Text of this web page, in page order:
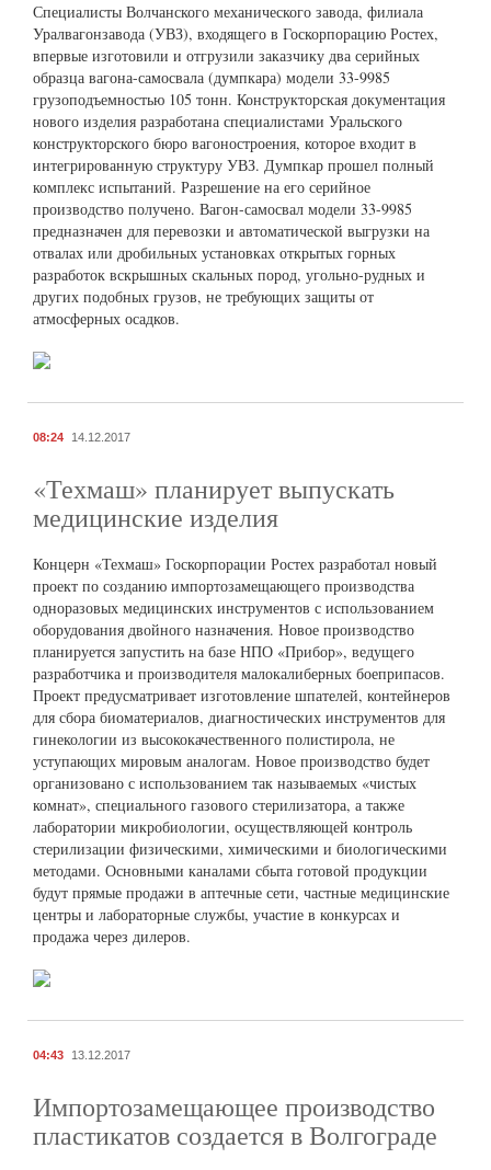
Специалисты Волчанского механического завода, филиала
Уралвагонзавода (УВЗ), входящего в Госкорпорацию Ростех,
впервые изготовили и отгрузили заказчику два серийных
образца вагона-самосвала (думпкара) модели 33-9985
грузоподъемностью 105 тонн. Конструкторская документация
нового изделия разработана специалистами Уральского
конструкторского бюро вагоностроения, которое входит в
интегрированную структуру УВЗ. Думпкар прошел полный
комплекс испытаний. Разрешение на его серийное
производство получено. Вагон-самосвал модели 33-9985
предназначен для перевозки и автоматической выгрузки на
отвалах или дробильных установках открытых горных
разработок вскрышных скальных пород, угольно-рудных и
других подобных грузов, не требующих защиты от
атмосферных осадков.
08:24 14.12.2017
«Техмаш» планирует выпускать
медицинские изделия
Концерн «Техмаш» Госкорпорации Ростех разработал новый
проект по созданию импортозамещающего производства
одноразовых медицинских инструментов с использованием
оборудования двойного назначения. Новое производство
планируется запустить на базе НПО «Прибор», ведущего
разработчика и производителя малокалиберных боеприпасов.
Проект предусматривает изготовление шпателей, контейнеров
для сбора биоматериалов, диагностических инструментов для
гинекологии из высококачественного полистирола, не
уступающих мировым аналогам. Новое производство будет
организовано с использованием так называемых «чистых
комнат», специального газового стерилизатора, а также
лаборатории микробиологии, осуществляющей контроль
стерилизации физическими, химическими и биологическими
методами. Основными каналами сбыта готовой продукции
будут прямые продажи в аптечные сети, частные медицинские
центры и лабораторные службы, участие в конкурсах и
продажа через дилеров.
04:43 13.12.2017
Импортозамещающее производство
пластикатов создается в Волгограде